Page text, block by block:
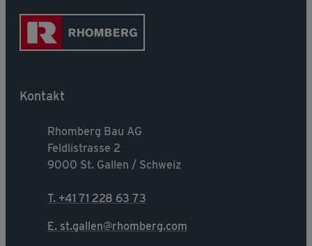
Kontakt
Rhomberg Bau AG
Feldlistrasse 2
9000 St. Gallen / Schweiz
T. +41 71 228 63 73
E. st.gallen@rhomberg.com